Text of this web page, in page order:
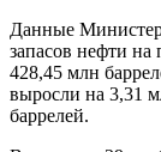
Данные
запасов нефти
428,45 млн
выросли на 3,31
баррелей.